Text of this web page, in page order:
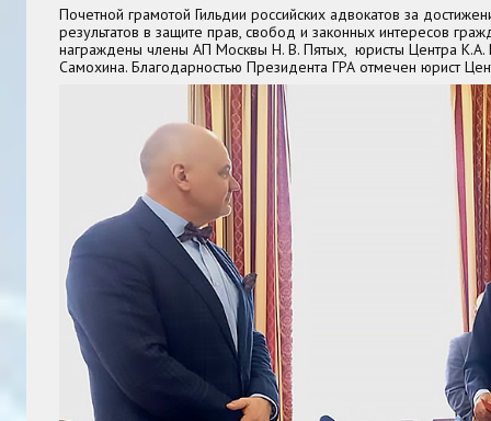
Почетной грамотой Гильдии российских адвокатов за
результатов в защите прав, свобод и законных интересов
награждены члены АП Москвы Н. В. Пятых, юристы Центра К.А.
Самохина. Благодарностью Президента ГРА отмечен юрист